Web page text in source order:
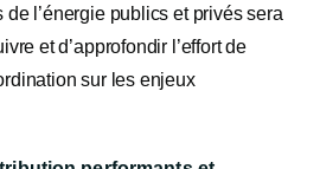
l’énergie publics et privés sera
et d’approfondir l’effort de
sur les enjeux